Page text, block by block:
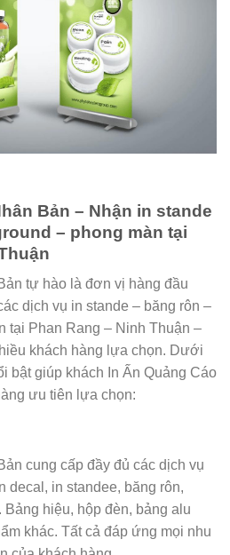
Bản – Nhận in stande
– phong màn tại
tự hào là đơn vị hàng đầu
dịch vụ in stande – băng rôn –
tại Phan Rang – Ninh Thuận –
khách hàng lựa chọn. Dưới
bật giúp khách In Ấn Quảng Cáo
ưu tiên lựa chọn:
cung cấp đầy đủ các dịch vụ
decal, in standee, băng rôn,
Bảng hiệu, hộp đèn, bảng alu
khác. Tất cả đáp ứng mọi nhu